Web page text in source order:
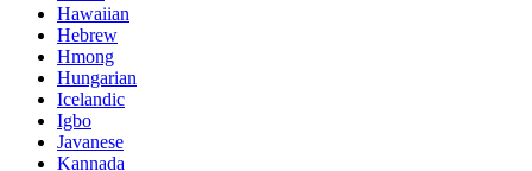
Hawaiian
Hebrew
Hmong
Hungarian
Icelandic
Igbo
Javanese
Kannada